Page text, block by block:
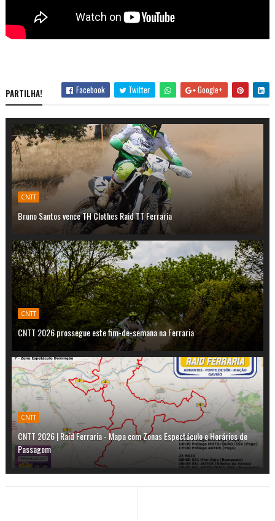
PARTILHA! Facebook Twitter Google+
CNTT
Bruno Santos vence TH Clothes Raid TT Ferraria
CNTT
CNTT 2026 prossegue este fim-de-semana na Ferraria
CNTT
CNTT 2026 | Raid Ferraria - Mapa com Zonas Espectáculo e Horários de
Passagem